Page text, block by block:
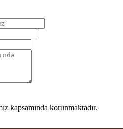
kapsamında korunmaktadır.